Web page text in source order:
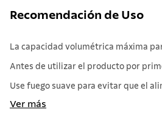
Recomendación de Uso
La capacidad volumétrica máxima
Antes de utilizar el producto por
Use fuego suave para evitar que el
Ver más